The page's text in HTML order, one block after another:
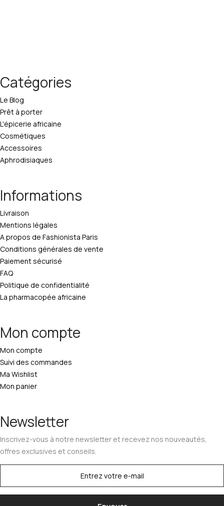
Catégories
Le Blog
Prêt à porter
L'épicerie africaine
Cosmétiques
Accessoires
Aphrodisiaques
Informations
Livraison
Mentions légales
A propos de Fashionista Paris
Conditions générales de vente
Paiement sécurisé
FAQ
Politique de confidentialité
La pharmacopée africaine
Mon compte
Mon compte
Suivi des commandes
Ma Wishlist
Mon panier
Newsletter
Inscrivez-vous à notre newsletter et recevez nos nouveautés,
offres exclusives et conseils.